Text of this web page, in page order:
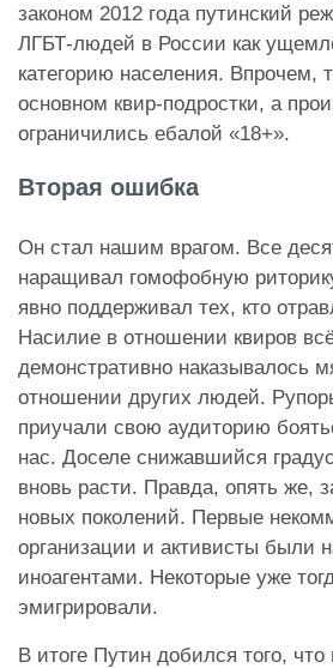
законом 2012 года путинский
ЛГБТ-людей в России как
категорию населения. Впрочем,
основном квир-подростки, а
ограничились ебалой «18+».
Вторая ошибка
Он стал нашим врагом. Все
наращивал гомофобную
явно поддерживал тех, кто
Насилие в отношении квиров
демонстративно наказывалось
отношении других людей.
приучали свою аудиторию
нас. Доселе снижавшийся
вновь расти. Правда, опять же,
новых поколений. Первые
организации и активисты были
иноагентами. Некоторые уже
эмигрировали.
В итоге Путин добился того,